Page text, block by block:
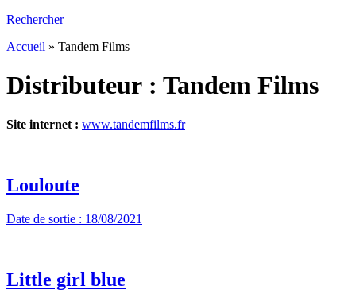
Rechercher
Accueil » Tandem Films
Distributeur : Tandem Films
Site internet : www.tandemfilms.fr
Louloute
Date de sortie : 18/08/2021
Little girl blue